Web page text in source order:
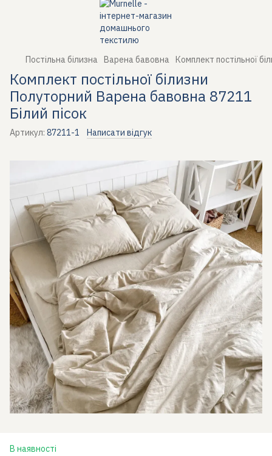
Постільна білизна Варена бавовна Комплект постільної
Комплект постільної білизни
Полуторний Варена бавовна 87211
Білий пісок
Артикул: 87211-1 Написати відгук
В наявності